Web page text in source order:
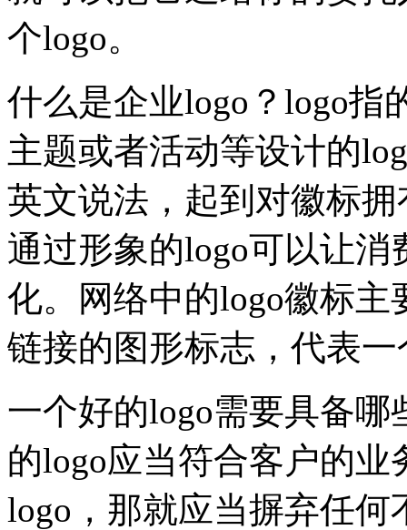
个logo。
什么是企业logo？logo指
主题或者活动等设计的
英文说法，起到对徽标
通过形象的logo可以让
化。网络中的logo徽标
链接的图形标志，代表
一个好的logo需要具备
的logo应当符合客户的
logo，那就应当摒弃任